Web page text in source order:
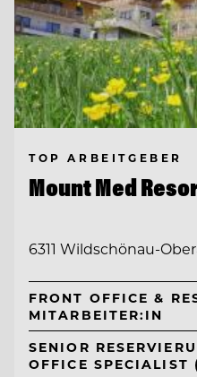
TOP ARBEITGEBER
Mount Med
6311 Wildschönau-
FRONT OFFICE &
MITARBEITER:IN
SENIOR
OFFICE SPECIALIST